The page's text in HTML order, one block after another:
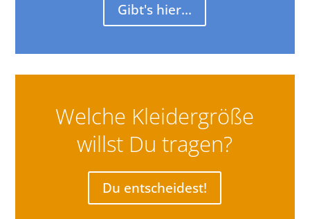
Gibt's hier...
Welche Kleidergröße
willst Du tragen?
Du entscheidest!